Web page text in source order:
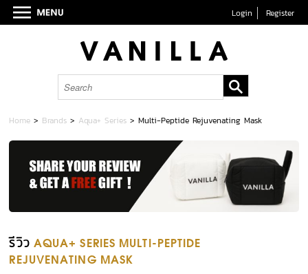
Login Register
Home > Brands > Aqua+ Series >Multi-Peptide Rejuvenating Mask
รีวิว AQUA+ SERIES MULTI-PEPTIDE
REJUVENATING MASK